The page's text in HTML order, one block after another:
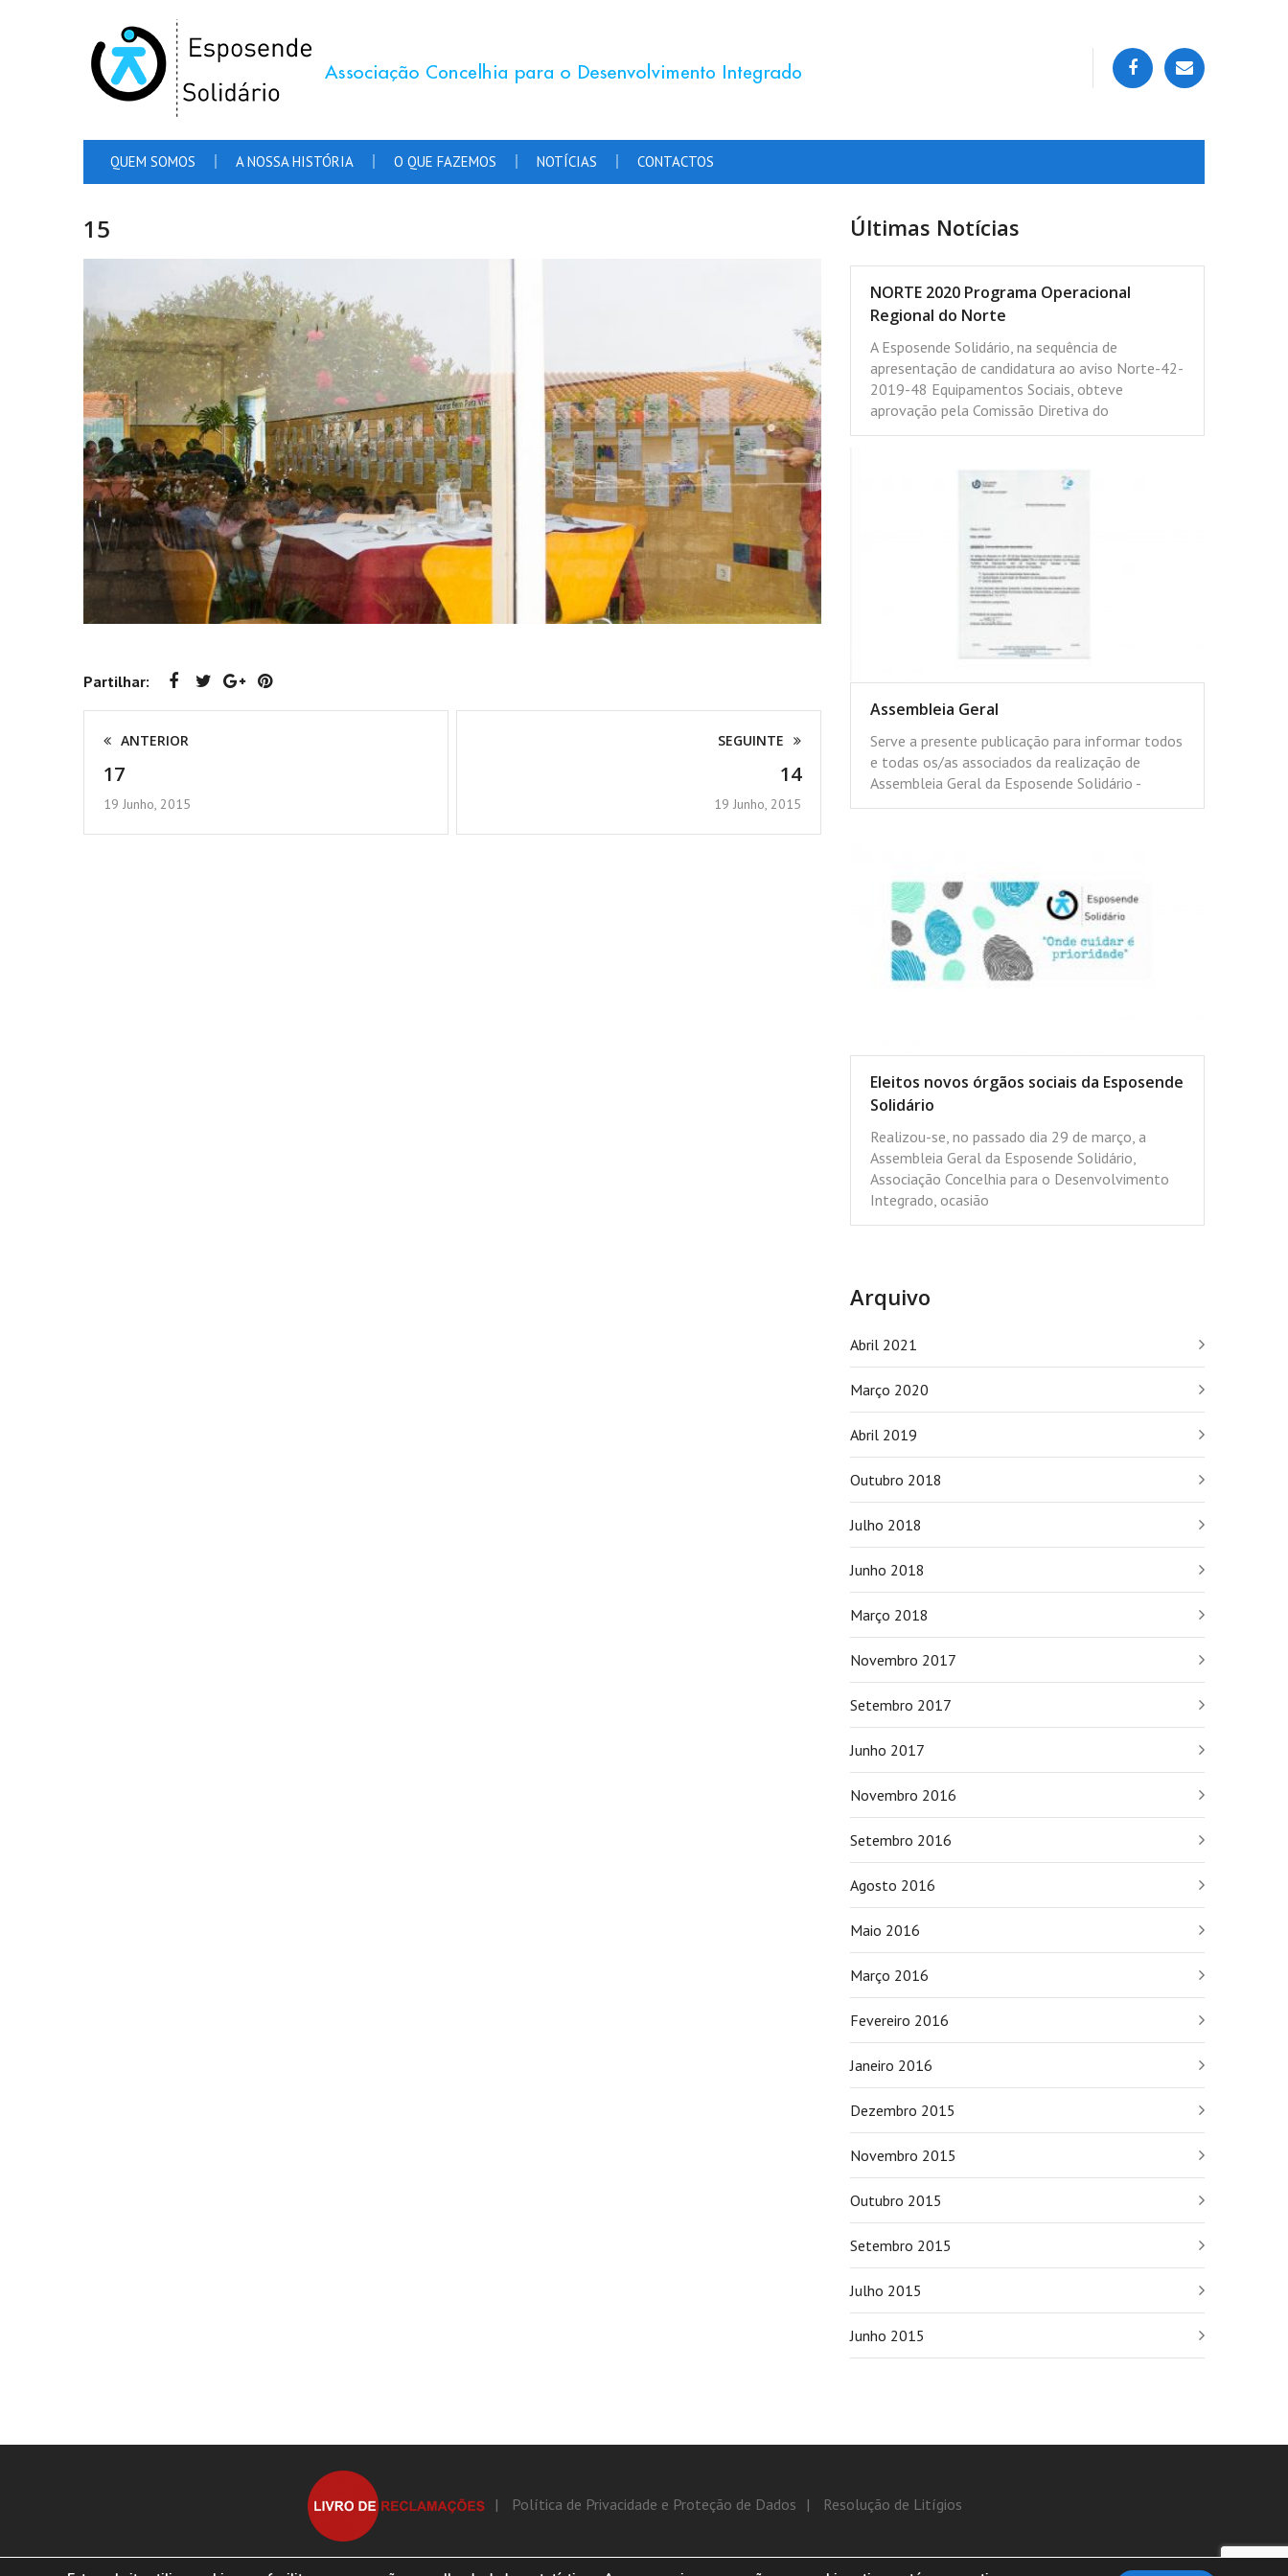
QUEM SOMOS A NOSSA HISTÓRIA O QUE FAZEMOS NOTÍCIAS CONTACTOS
15
Partilhar:
ANTERIOR
17
19 Junho, 2015
SEGUINTE
14
19 Junho, 2015
Últimas Notícias
NORTE 2020 Programa Operacional
Regional do Norte
A Esposende Solidário, na sequência de
apresentação de candidatura ao aviso Norte-42-
2019-48 Equipamentos Sociais, obteve
aprovação pela Comissão Diretiva do
Assembleia Geral
Serve a presente publicação para informar todos
e todas os/as associados da realização de
Assembleia Geral da Esposende Solidário -
Eleitos novos órgãos sociais da Esposende
Solidário
Realizou-se, no passado dia 29 de março, a
Assembleia Geral da Esposende Solidário,
Associação Concelhia para o Desenvolvimento
Integrado, ocasião
Arquivo
Abril 2021
Março 2020
Abril 2019
Outubro 2018
Julho 2018
Junho 2018
Março 2018
Novembro 2017
Setembro 2017
Junho 2017
Novembro 2016
Setembro 2016
Agosto 2016
Maio 2016
Março 2016
Fevereiro 2016
Janeiro 2016
Dezembro 2015
Novembro 2015
Outubro 2015
Setembro 2015
Julho 2015
Junho 2015
Política de Privacidade e Proteção de Dados Resolução de Litígios